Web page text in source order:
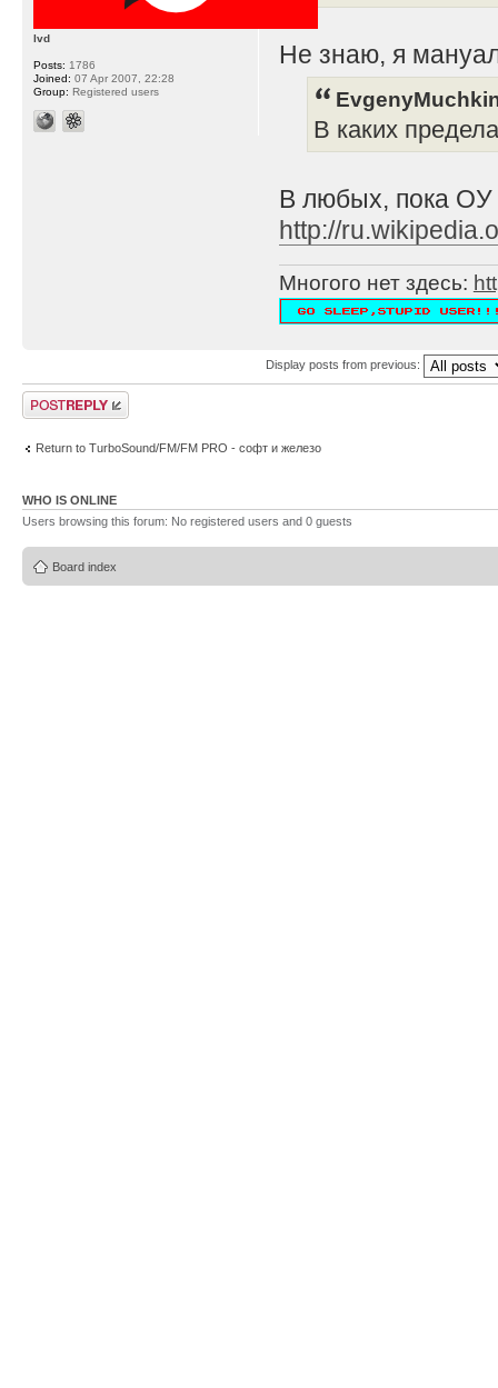
Не знаю, я
В каких
В любых, пока ОУ
http://
Многого нет здесь:
lvd
Posts: 1786
Joined: 07 Apr 2007, 22:28
Group: Registered users
Display posts from previous:
Post a reply
Return to TurboSound/FM/FM PRO - софт и железо
WHO IS ONLINE
Users browsing this forum: No registered users and 0 guests
Board index